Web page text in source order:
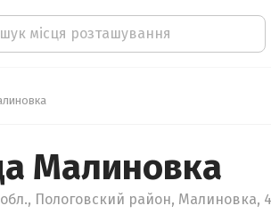
Малиновка
Пологовский район, Малиновка,